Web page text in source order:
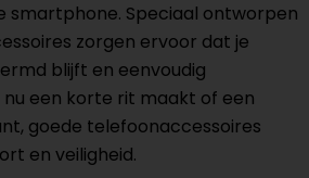
smartphone. Speciaal ontworpen
zorgen ervoor dat je
blijft en eenvoudig
nu een korte rit maakt of een
goede telefoonaccessoires
en veiligheid.